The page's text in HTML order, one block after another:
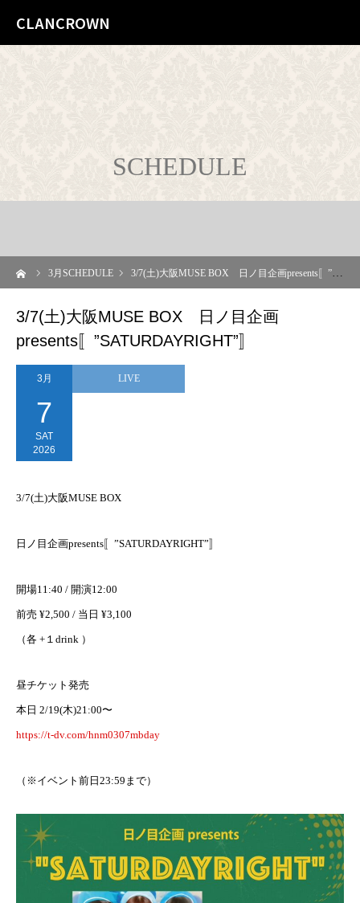
CLANCROWN
SCHEDULE
3月SCHEDULE 3/7(土)大阪MUSE BOX 日ノ目企画presents〚”SATURDAYRIGHT”〛
3/7(土)大阪MUSE BOX 日ノ目企画
presents〚”SATURDAYRIGHT”〛
3月
7
SAT
2026
LIVE
3/7(土)大阪MUSE BOX
日ノ目企画presents〚”SATURDAYRIGHT”〛
開場11:40 / 開演12:00
前売 ¥2,500 / 当日 ¥3,100
（各 +１drink ）
昼チケット発売
本日 2/19(木)21:00〜
https://t-dv.com/hnm0307mbday
（※イベント前日23:59まで）